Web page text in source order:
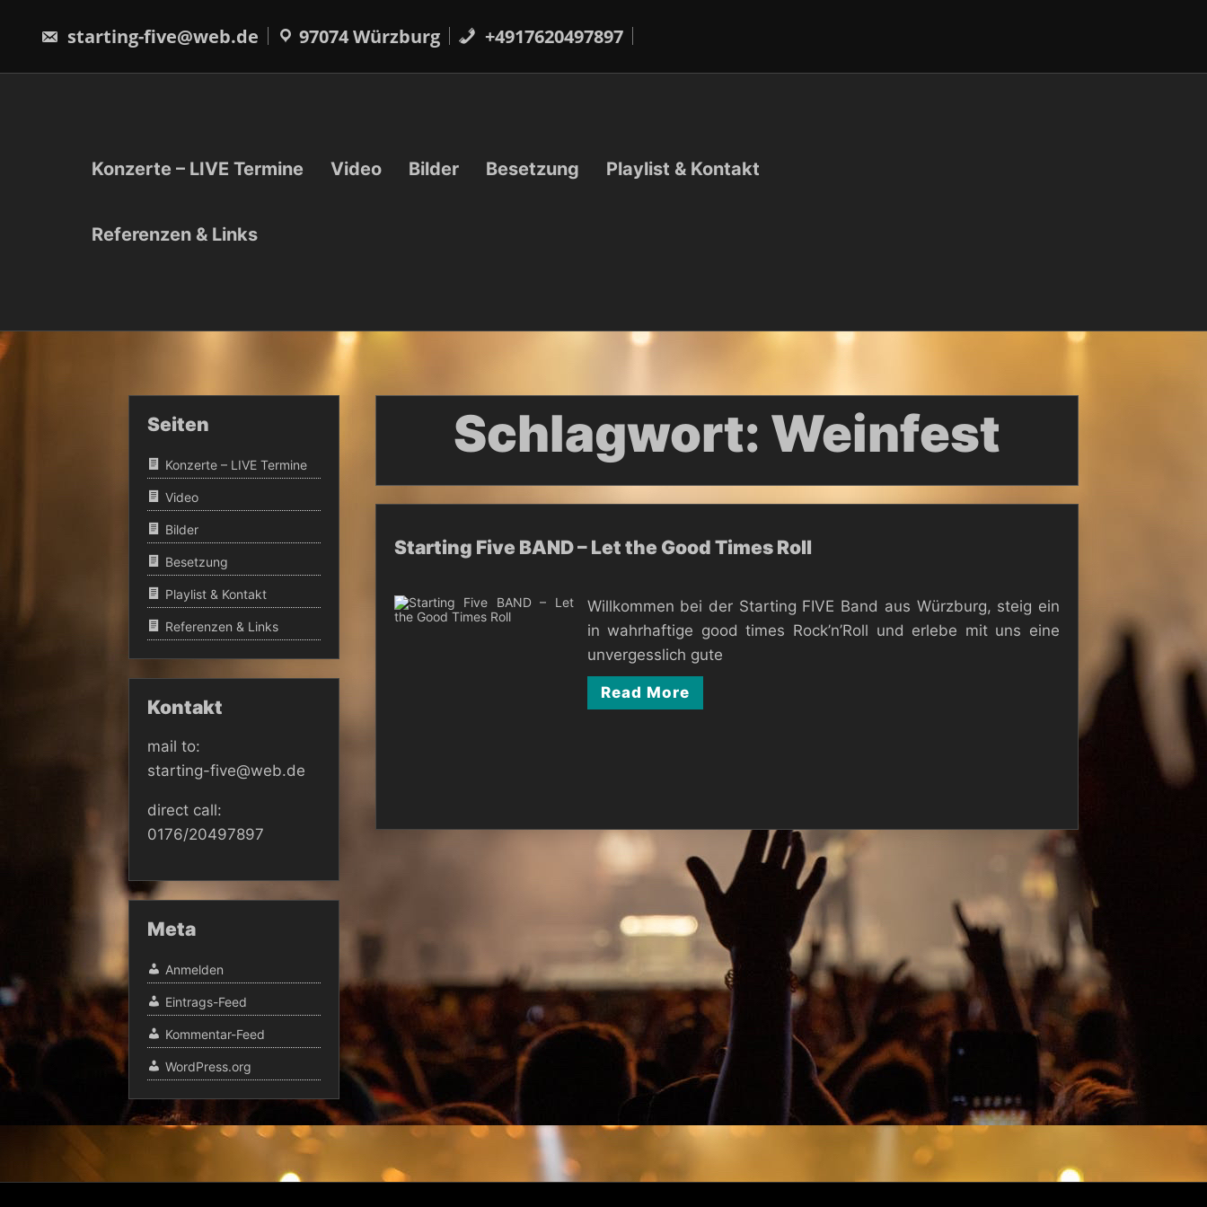
content
starting-five@web.de 97074 Würzburg +4917620497897
Konzerte – LIVE Termine Video Bilder Besetzung Playlist & Kontakt
Referenzen & Links
Schlagwort: Weinfest
Starting Five BAND – Let the Good Times Roll
Willkommen bei der Starting FIVE Band aus Würzburg, steig ein
in wahrhaftige good times Rock’n’Roll und erlebe mit uns eine
unvergesslich gute
Read More
Seiten
Konzerte – LIVE Termine
Video
Bilder
Besetzung
Playlist & Kontakt
Referenzen & Links
Kontakt
mail to:
starting-five@web.de
direct call:
0176/20497897
Meta
Anmelden
Eintrags-Feed
Kommentar-Feed
WordPress.org